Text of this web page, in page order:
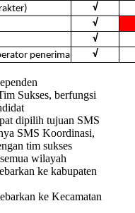
√
√
√
penerima √
Sukses, berfungsi
dipilih tujuan SMS
SMS Koordinasi,
tim sukses
wilayah
ke kabupaten
ke Kecamatan